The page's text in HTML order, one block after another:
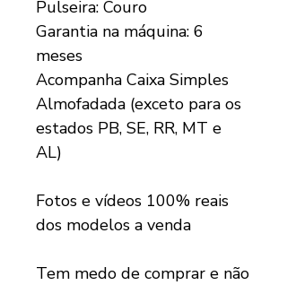
Pulseira: Couro
Garantia na máquina: 6
meses
Acompanha Caixa Simples
Almofadada (exceto para os
estados PB, SE, RR, MT e
AL)
Fotos e vídeos 100% reais
dos modelos a venda
Tem medo de comprar e não